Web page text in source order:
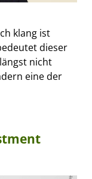
klang ist
dieser
nicht
eine der